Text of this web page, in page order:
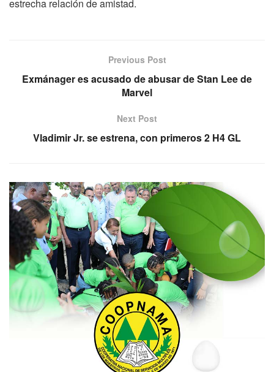
estrecha relación de amistad.
Previous Post
Exmánager es acusado de abusar de Stan Lee de
Marvel
Next Post
Vladimir Jr. se estrena, con primeros 2 H4 GL